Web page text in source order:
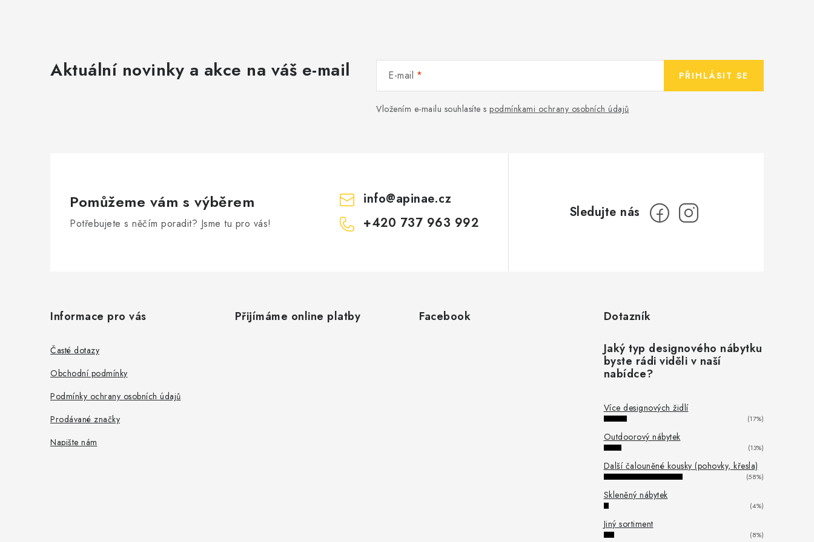
Aktuální novinky a akce na váš e-mail E-mail
Vložením e-mailu souhlasíte s podmínkami ochrany osobních údajů
PŘIHLÁSIT SE
Pomůžeme vám s výběrem
Potřebujete s něčím poradit? Jsme tu pro vás!
info@apinae.cz
+420 737 963 992
Informace pro vás
Časté dotazy
Obchodní podmínky
Podmínky ochrany osobních údajů
Prodávané značky
Napište nám
Přijímáme online platby Facebook Dotazník
Jaký typ designového nábytku
byste rádi viděli v naší
nabídce?
Více designových židlí
(17%)
Outdoorový nábytek
(13%)
Další čalouněné kousky (pohovky, křesla)
(58%)
Skleněný nábytek
(4%)
Jiný sortiment
(8%)